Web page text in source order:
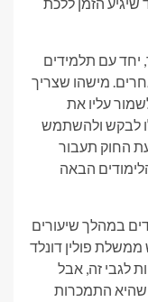
יחד עם תלמידים
מישהו שצריך
עליו את
לבקש ולהשתמש
החוק תעבור
הבאה
במהלך שיעורים
פולין דונלד
לגבי זה, אבל
שהיא התמכרות